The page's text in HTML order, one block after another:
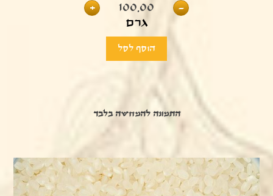
-
100.00
גרם
+
התמונה להמחשה בלבד